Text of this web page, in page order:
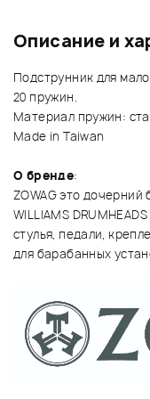
Описание и
Подструнник для
20 пружин.
Материал пружин:
Made in Taiwan
О бренде:
ZOWAG это
WILLIAMS
стулья, педали,
для барабанных